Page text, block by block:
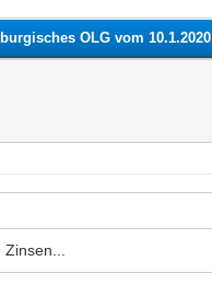
OLG vom 10.1.2020